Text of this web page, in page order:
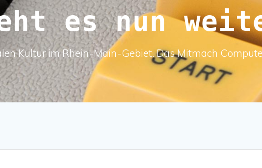
es nun
Kultur im Rhein-Main-Gebiet. Das Mitmach